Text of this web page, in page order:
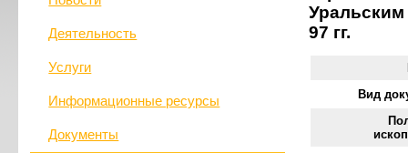
Деятельность
Услуги
Информационные ресурсы
Документы
Уральским
97 гг.
Вид